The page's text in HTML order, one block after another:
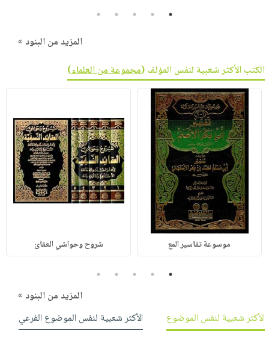
1
2
3
4
5
المزيد من البنود »
الكتب الأكثر شعبية لنفس المؤلف (مجموعة من العلماء)
موسوعة تفاسير المع شروح وحواشي العقائ
1
2
3
4
5
المزيد من البنود »
الأكثر شعبية لنفس الموضوع
الأكثر شعبية لنفس الموضوع الفرعي